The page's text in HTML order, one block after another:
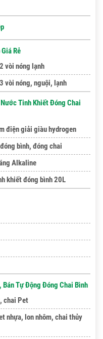
Rẻ
vòi nóng lạnh
vòi nóng, nguội, lạnh
Tinh Khiết Đóng Chai
điện giải giàu hydrogen
bình, đóng chai
Alkaline
khiết đóng bình 20L
Bán Tự Động Đóng Chai Bình
chai Pet
nhựa, lon nhôm, chai thủy